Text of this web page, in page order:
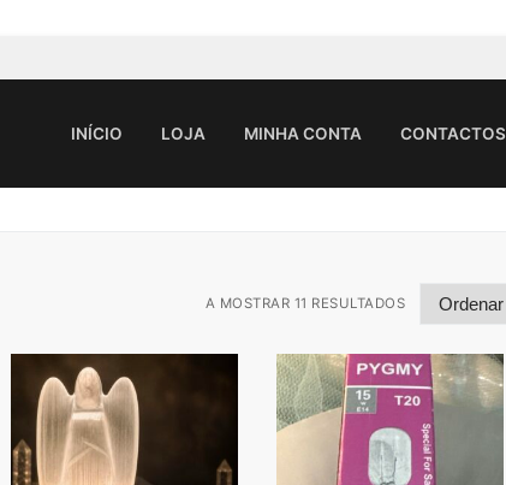
INÍCIO LOJA MINHA CONTA CONTACTOS
A MOSTRAR 11 RESULTADOS